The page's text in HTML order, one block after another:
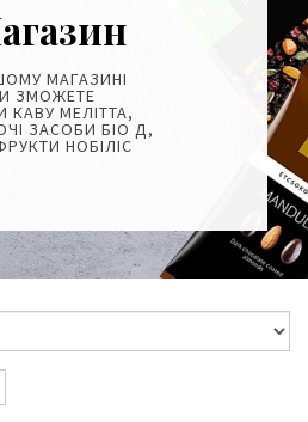
МАГАЗИНІ
ЗМОЖЕТЕ
КАВУ МЕЛІТТА,
ЗАСОБИ БІО Д,
НОБІЛІС